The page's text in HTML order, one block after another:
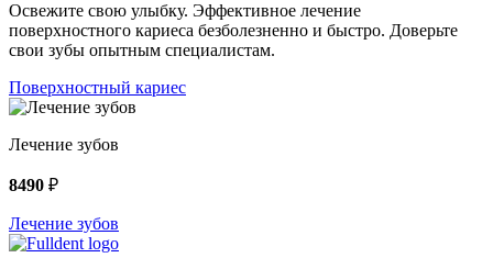
Освежите свою улыбку. Эффективное лечение
поверхностного кариеса безболезненно и быстро. Доверьте
свои зубы опытным специалистам.
Поверхностный кариес
Лечение зубов
8490 ₽
Лечение зубов